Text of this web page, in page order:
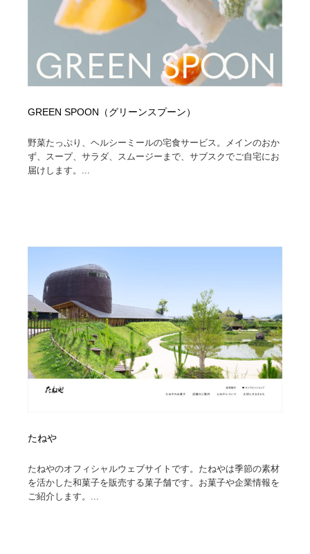
GREEN SPOON（グリーンスプーン）
野菜たっぷり、ヘルシーミールの宅食サービス。メインのおか
ず、スープ、サラダ、スムージーまで、サブスクでご自宅にお
届けします。...
たねや
たねやのオフィシャルウェブサイトです。たねやは季節の素材
を活かした和菓子を販売する菓子舗です。お菓子や企業情報を
ご紹介します。...